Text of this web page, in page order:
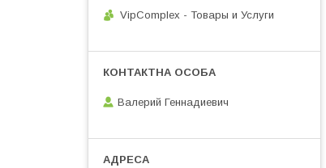
VipComplex - Товары и Услуги
Валерий Геннадиевич